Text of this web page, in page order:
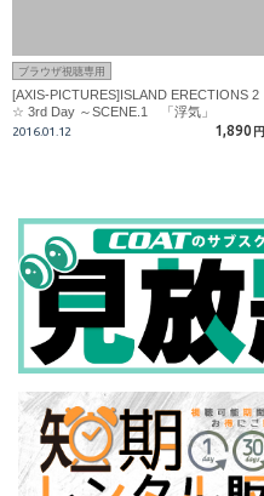
ブラウザ視聴専用
[AXIS-PICTURES]ISLAND ERECTIONS 2
☆ 3rd Day ～SCENE.1 「浮気」
2016.01.12 1,890 円